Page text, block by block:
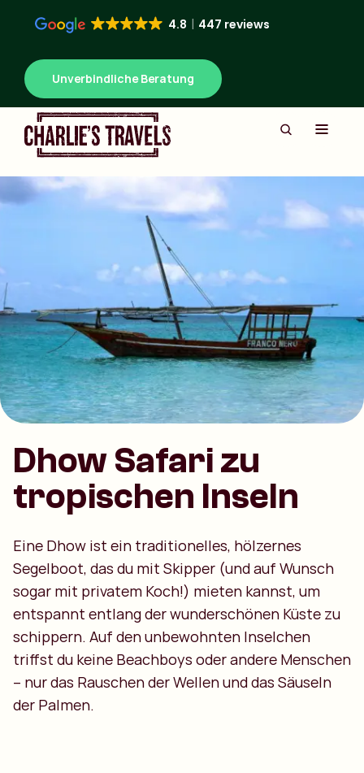
4.8 447 reviews
Unverbindliche Beratung
Dhow Safari zu
tropischen Inseln
Eine Dhow ist ein traditionelles, hölzernes
Segelboot, das du mit Skipper (und auf Wunsch
sogar mit privatem Koch!) mieten kannst, um
entspannt entlang der wunderschönen Küste zu
schippern. Auf den unbewohnten Inselchen
triffst du keine Beachboys oder andere Menschen
– nur das Rauschen der Wellen und das Säuseln
der Palmen.